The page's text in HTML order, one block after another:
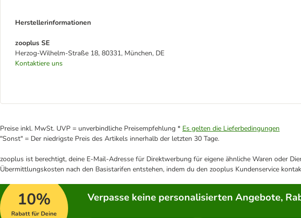
Herstellerinformationen
zooplus SE
Herzog-Wilhelm-Straße 18, 80331, München, DE
Kontaktiere uns
Preise inkl. MwSt. UVP = unverbindliche Preisempfehlung * Es gelten die Lieferbedingungen
"Sonst" = Der niedrigste Preis des Artikels innerhalb der letzten 30 Tage.
zooplus ist berechtigt, deine E-Mail-Adresse für Direktwerbung für eigene ähnliche Waren oder
Übermittlungskosten nach den Basistarifen entstehen, indem du den zooplus Kundenservice
10%
Rabatt für Deine
Verpasse keine personalisierten Angebote,